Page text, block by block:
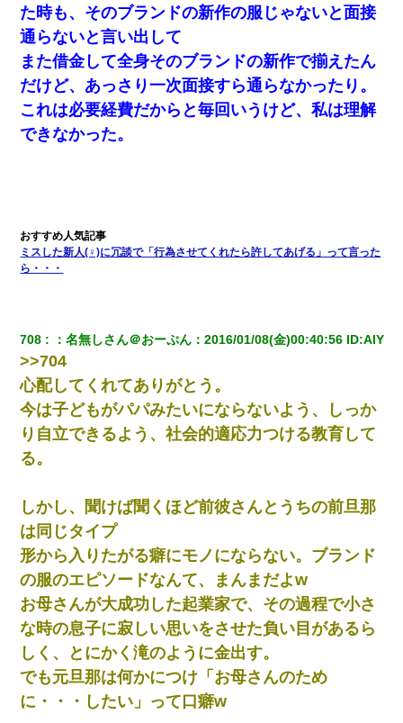
何年か前に妹は離婚している。当時生まれた姪が義弟の子じゃな
かったため妹有責での離婚になり…
私が遺産を相続。→それを知った義両親が「旅行代金を出せ！」
「リフォーム費用を負担しろ！」「金の管理は私達がする！」と
浅ましくも集りにきた。
デパートの外商『私さんだと名乗る女が、ツケで宝石を買おうと
なかったその男子に女子達がお土産を渡した。5分後…
書店「息子さんが万引きしました」私「はっ？(息子目の前にいる
裁判官「お互いに最後に言いたいことはありますか」バカ夫
「…」A「夫を一発殴らせてほしい」裁判官「どうぞ」
中途採用のAが部長から呼び出された。Aはヘラヘラと部屋に入っ
ていき、1時間後に号泣しながら出てきて…
俺「初対面でなに言ったか覚えてる？」嫁「臭いんだよ！キモオ
彼女(37)の情欲がえげつない件ｗｗｗｗｗｗｗ
姉旦那の友達「ほんとのパパだよ～」私のお腹を触ってほざく。
→思わず手を叩いて振り払ったら…
父が他界→父のフリン相手『どうか相続を放棄して下さい、昔の
ことは謝ります。ごめんなさい…』私「お子さんはフリン略奪婚
って知ってるの？」相手『 』結果→
た時も、そのブランドの新作の服じゃないと面接
通らないと言い出して
また借金して全身そのブランドの新作で揃えたん
だけど、あっさり一次面接すら通らなかったり。
これは必要経費だからと毎回いうけど、私は理解
できなかった。
ミスした新人(♀)に冗談で「行為させてくれたら許してあげる」って言った
ら・・・
708 ：名無しさん＠おーぷん ：2016/01/08(金)00:40:56 ID:AIY
>>704
心配してくれてありがとう。
今は子どもがパパみたいにならないよう、しっか
り自立できるよう、社会的適応力つける教育して
る。
しかし、聞けば聞くほど前彼さんとうちの前旦那
は同じタイプ
形から入りたがる癖にモノにならない。ブランド
の服のエピソードなんて、まんまだよw
お母さんが大成功した起業家で、その過程で小さ
な時の息子に寂しい思いをさせた負い目があるら
しく、とにかく滝のように金出す。
でも元旦那は何かにつけ「お母さんのため
に・・・したい」って口癖w